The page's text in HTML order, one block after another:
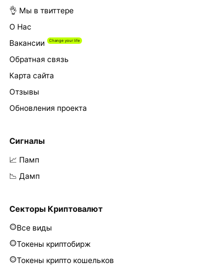
👌 Мы в твиттере
О Нас
Вакансии
Обратная связь
Карта сайта
Отзывы
Обновления проекта
Сигналы
📈 Памп
📉 Дамп
Секторы Криптовалют
Все виды
Токены криптобирж
Токены крипто кошельков